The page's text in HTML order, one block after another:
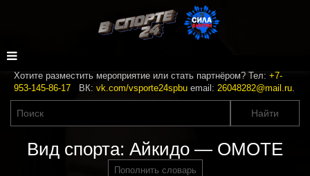
Хотите разместить мероприятие или стать партнёром? Тел: +7-
953-145-86-17 ВК: vk.com/vsporte24spbu email: 26048282@mail.ru.
Вид спорта: Айкидо — ОМОТЕ
Пополнить словарь